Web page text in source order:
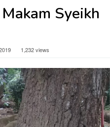
Syeikh
1,232 views